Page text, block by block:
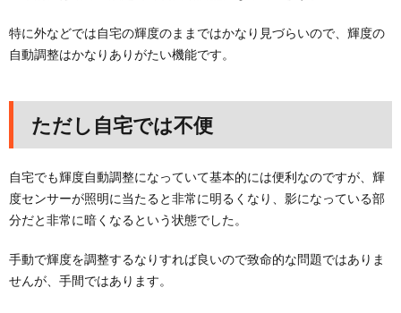
特に外などでは自宅の輝度のままではかなり見づらいので、輝度の
自動調整はかなりありがたい機能です。
ただし自宅では不便
自宅でも輝度自動調整になっていて基本的には便利なのですが、輝
度センサーが照明に当たると非常に明るくなり、影になっている部
分だと非常に暗くなるという状態でした。
手動で輝度を調整するなりすれば良いので致命的な問題ではありま
せんが、手間ではあります。